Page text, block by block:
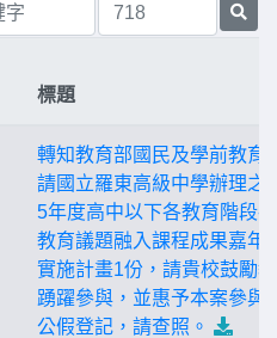
標題
轉知教育部國民及學前教育
請國立羅東高級中學辦理之
5年度高中以下各教育階段-
教育議題融入課程成果嘉年
實施計畫1份，請貴校鼓勵
踴躍參與，並惠予本案參與
公假登記，請查照。